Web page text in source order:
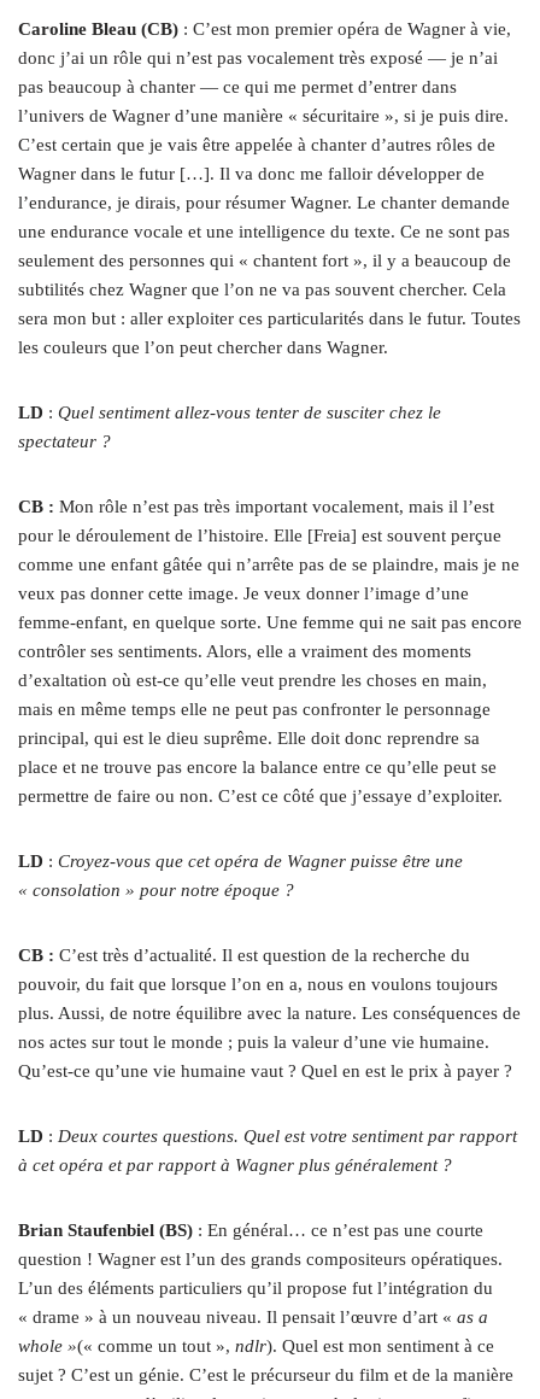
Caroline Bleau (CB) : C’est mon premier opéra de Wagner à vie,
donc j’ai un rôle qui n’est pas vocalement très exposé — je n’ai
pas beaucoup à chanter — ce qui me permet d’entrer dans
l’univers de Wagner d’une manière « sécuritaire », si je puis dire.
C’est certain que je vais être appelée à chanter d’autres rôles de
Wagner dans le futur […]. Il va donc me falloir développer de
l’endurance, je dirais, pour résumer Wagner. Le chanter demande
une endurance vocale et une intelligence du texte. Ce ne sont pas
seulement des personnes qui « chantent fort », il y a beaucoup de
subtilités chez Wagner que l’on ne va pas souvent chercher. Cela
sera mon but : aller exploiter ces particularités dans le futur. Toutes
les couleurs que l’on peut chercher dans Wagner.
LD : Quel sentiment allez-vous tenter de susciter chez le
spectateur ?
CB : Mon rôle n’est pas très important vocalement, mais il l’est
pour le déroulement de l’histoire. Elle [Freia] est souvent perçue
comme une enfant gâtée qui n’arrête pas de se plaindre, mais je ne
veux pas donner cette image. Je veux donner l’image d’une
femme-enfant, en quelque sorte. Une femme qui ne sait pas encore
contrôler ses sentiments. Alors, elle a vraiment des moments
d’exaltation où est-ce qu’elle veut prendre les choses en main,
mais en même temps elle ne peut pas confronter le personnage
principal, qui est le dieu suprême. Elle doit donc reprendre sa
place et ne trouve pas encore la balance entre ce qu’elle peut se
permettre de faire ou non. C’est ce côté que j’essaye d’exploiter.
LD : Croyez-vous que cet opéra de Wagner puisse être une
« consolation » pour notre époque ?
CB : C’est très d’actualité. Il est question de la recherche du
pouvoir, du fait que lorsque l’on en a, nous en voulons toujours
plus. Aussi, de notre équilibre avec la nature. Les conséquences de
nos actes sur tout le monde ; puis la valeur d’une vie humaine.
Qu’est-ce qu’une vie humaine vaut ? Quel en est le prix à payer ?
LD : Deux courtes questions. Quel est votre sentiment par rapport
à cet opéra et par rapport à Wagner plus généralement ?
Brian Staufenbiel (BS) : En général… ce n’est pas une courte
question ! Wagner est l’un des grands compositeurs opératiques.
L’un des éléments particuliers qu’il propose fut l’intégration du
« drame » à un nouveau niveau. Il pensait l’œuvre d’art « as a
whole »(« comme un tout », ndlr). Quel est mon sentiment à ce
sujet ? C’est un génie. C’est le précurseur du film et de la manière